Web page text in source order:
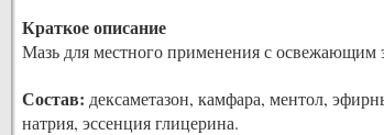
Краткое описание
Мазь для местного применения с освежающим
Состав: дексаметазон, камфара, ментол,
натрия, эссенция глицерина.